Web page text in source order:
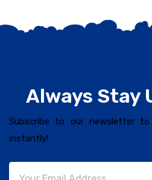
Always Stay
Subscribe to our newsletter
instantly!